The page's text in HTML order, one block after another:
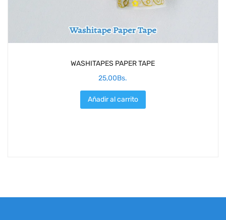
WASHITAPES PAPER TAPE
25,00Bs.
Añadir al carrito